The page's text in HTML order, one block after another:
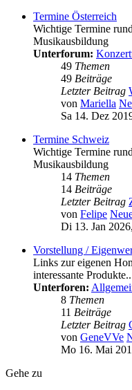
Termine Österreich
Wichtige Termine
Musikausbildung
Unterforum:
49 Themen
49 Beiträge
Letzter Beitrag
von Mariella
Sa 14. Dez
Termine Schweiz
Wichtige Termine
Musikausbildung
14 Themen
14 Beiträge
Letzter Beitrag
von Felipe
Di 13. Jan
Vorstellung /
Links zur eigenen
interessante
Unterforen:
8 Themen
11 Beiträge
Letzter Beitrag
von GeneVVe
Mo 16. Mai
Gehe zu